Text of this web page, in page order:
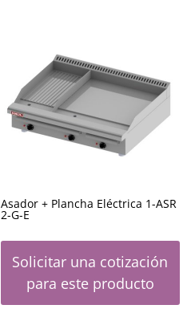
Asador + Plancha Eléctrica 1-ASR
2-G-E
Solicitar una cotización
para este producto